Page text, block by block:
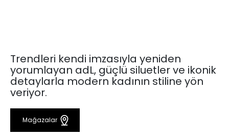
Trendleri kendi imzasıyla yeniden
yorumlayan adL, güçlü siluetler ve ikonik
detaylarla modern kadının stiline yön
veriyor.
Mağazalar